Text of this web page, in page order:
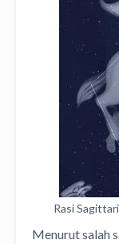
Rasi
Menurut salah